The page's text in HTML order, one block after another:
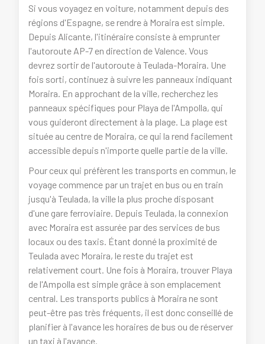
Si vous voyagez en voiture, notamment depuis des
régions d'Espagne, se rendre à Moraira est simple.
Depuis Alicante, l'itinéraire consiste à emprunter
l'autoroute AP-7 en direction de Valence. Vous
devrez sortir de l'autoroute à Teulada-Moraira. Une
fois sorti, continuez à suivre les panneaux indiquant
Moraira. En approchant de la ville, recherchez les
panneaux spécifiques pour Playa de l'Ampolla, qui
vous guideront directement à la plage. La plage est
située au centre de Moraira, ce qui la rend facilement
accessible depuis n'importe quelle partie de la ville.
Pour ceux qui préfèrent les transports en commun, le
voyage commence par un trajet en bus ou en train
jusqu'à Teulada, la ville la plus proche disposant
d'une gare ferroviaire. Depuis Teulada, la connexion
avec Moraira est assurée par des services de bus
locaux ou des taxis. Étant donné la proximité de
Teulada avec Moraira, le reste du trajet est
relativement court. Une fois à Moraira, trouver Playa
de l'Ampolla est simple grâce à son emplacement
central. Les transports publics à Moraira ne sont
peut-être pas très fréquents, il est donc conseillé de
planifier à l'avance les horaires de bus ou de réserver
un taxi à l'avance.